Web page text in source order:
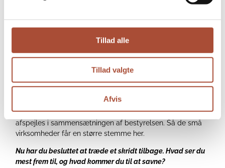
Tillad alle
Tillad valgte
Afvis
relevante og attraktive for murervirksomhederne?
virksomheder. Den lille murermester på Lars Tyndskids
mark er bedøvende ligeglad med højtravende nyheder fra
med den lille murermester og hans hverdagsproblemer, jo
mere attraktive bliver vi. DI er måske langsomt ved at blive
bedre, men der er eddermame lang vej igen.
– Dette lidt større fokus på de små og mindre kunne også
afspejles i sammensætningen af bestyrelsen. Så de små
virksomheder får en større stemme her.
Nu har du besluttet at træde et skridt tilbage. Hvad ser du
mest frem til, og hvad kommer du til at savne?